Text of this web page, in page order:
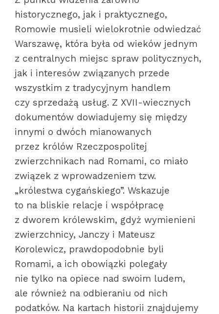
historycznego, jak i praktycznego,
Romowie musieli wielokrotnie odwiedzać
Warszawę, która była od wieków jednym
z centralnych miejsc spraw politycznych,
jak i interesów związanych przede
wszystkim z tradycyjnym handlem
czy sprzedażą usług. Z XVII-wiecznych
dokumentów dowiadujemy się między
innymi o dwóch mianowanych
przez królów Rzeczpospolitej
zwierzchnikach nad Romami, co miało
związek z wprowadzeniem tzw.
„królestwa cygańskiego”. Wskazuje
to na bliskie relacje i współpracę
z dworem królewskim, gdyż wymienieni
zwierzchnicy, Janczy i Mateusz
Korolewicz, prawdopodobnie byli
Romami, a ich obowiązki polegały
nie tylko na opiece nad swoim ludem,
ale również na odbieraniu od nich
podatków. Na kartach historii znajdujemy